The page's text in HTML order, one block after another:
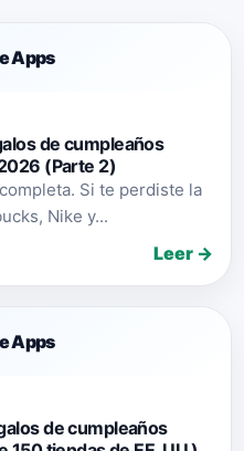
Apps
de cumpleaños
(Parte 2)
Si te perdiste la
Nike y...
Leer →
Apps
de cumpleaños